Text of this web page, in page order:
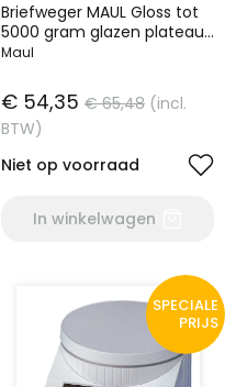
Briefweger MAUL Gloss tot
5000 gram glazen plateau
inclusief batterij wit
Maul
€ 54,35 € 65,48 (incl.
BTW)
Niet op voorraad
In winkelwagen
SPECIALE
PRIJS